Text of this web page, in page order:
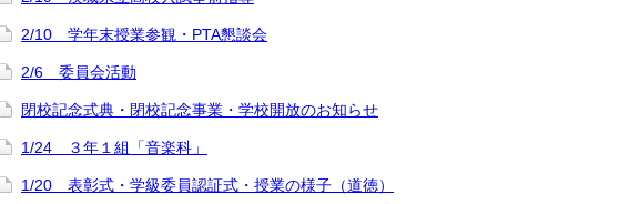
2/10 学年末授業参観・PTA懇談会
2/6 委員会活動
閉校記念式典・閉校記念事業・学校開放のお知らせ
1/24 ３年１組「音楽科」
1/20 表彰式・学級委員認証式・授業の様子（道徳）